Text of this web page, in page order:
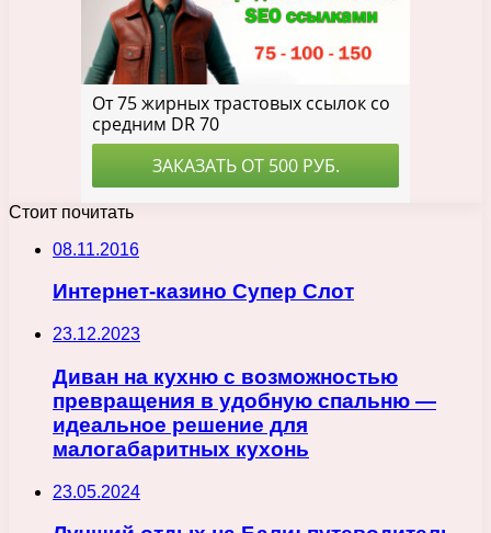
Стоит почитать
08.11.2016
Интернет-казино Супер Слот
23.12.2023
Диван на кухню с возможностью
превращения в удобную спальню —
идеальное решение для
малогабаритных кухонь
23.05.2024